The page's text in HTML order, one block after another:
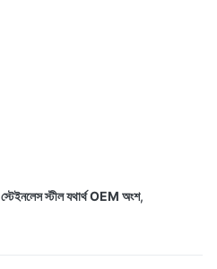
স্টেইনলেস স্টীল যথার্থ OEM অংশ,